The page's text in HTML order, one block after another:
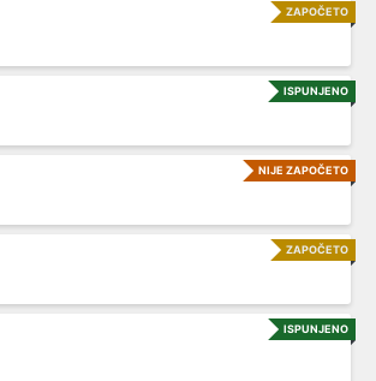
ZAPOČETO
ISPUNJENO
NIJE ZAPOČETO
ZAPOČETO
ISPUNJENO